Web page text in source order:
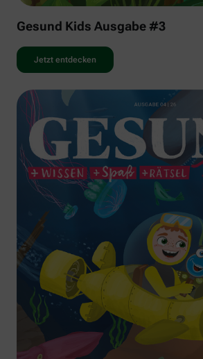
Gesund Kids Ausgabe #3
Jetzt entdecken